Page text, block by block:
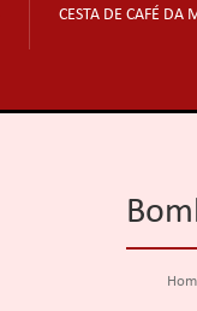
CESTA DE CAFÉ DA